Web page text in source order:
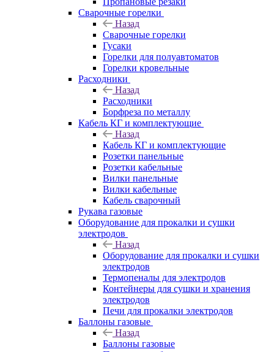
Сварочные горелки
Назад
Сварочные горелки
Гусаки
Горелки для полуавтоматов
Горелки кровельные
Расходники
Назад
Расходники
Борфреза по металлу
Кабель КГ и комплектующие
Назад
Кабель КГ и комплектующие
Розетки панельные
Розетки кабельные
Вилки панельные
Вилки кабельные
Кабель сварочный
Рукава газовые
Оборудование для прокалки и сушки
электродов
Назад
Оборудование для прокалки и сушки
электродов
Термопеналы для электродов
Контейнеры для сушки и хранения
электродов
Печи для прокалки электродов
Баллоны газовые
Назад
Баллоны газовые